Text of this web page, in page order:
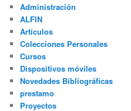
Administración
ALFIN
Artículos
Colecciones Personales
Cursos
Dispositivos móviles
Novedades Bibliográficas
prestamo
Proyectos